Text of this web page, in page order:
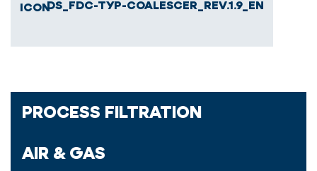
DS_FDC-TYP-COALESCER_REV.1.9_EN
PROCESS FILTRATION
AIR & GAS